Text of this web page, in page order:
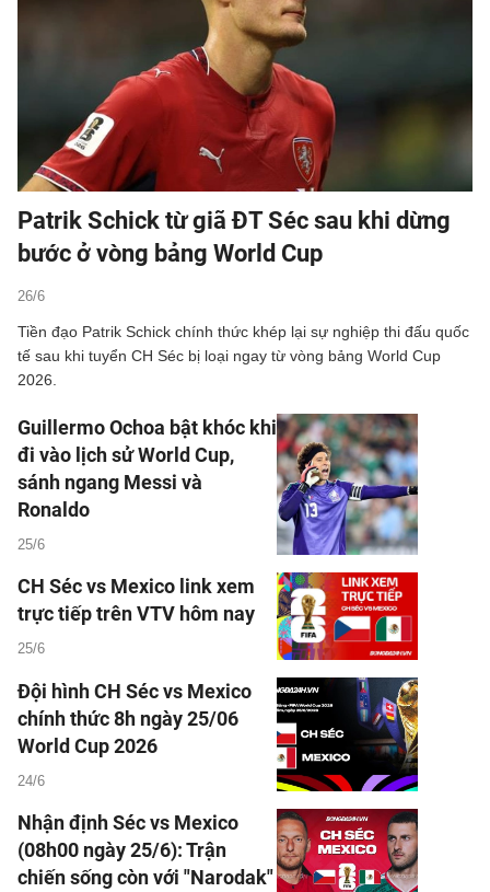
Patrik Schick từ giã ĐT Séc sau khi dừng
bước ở vòng bảng World Cup
26/6
Tiền đạo Patrik Schick chính thức khép lại sự nghiệp thi đấu quốc
tế sau khi tuyển CH Séc bị loại ngay từ vòng bảng World Cup
2026.
Guillermo Ochoa bật khóc khi
đi vào lịch sử World Cup,
sánh ngang Messi và
Ronaldo
25/6
CH Séc vs Mexico link xem
trực tiếp trên VTV hôm nay
25/6
Đội hình CH Séc vs Mexico
chính thức 8h ngày 25/06
World Cup 2026
24/6
Nhận định Séc vs Mexico
(08h00 ngày 25/6): Trận
chiến sống còn với "Narodak"